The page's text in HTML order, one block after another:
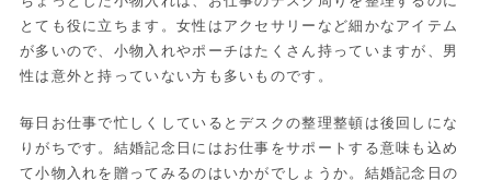
とても役に立ちます。女性はアクセサリーなど細かなアイテム
が多いので、小物入れやポーチはたくさん持っていますが、男
性は意外と持っていない方も多いものです。
毎日お仕事で忙しくしているとデスクの整理整頓は後回しにな
りがちです。結婚記念日にはお仕事をサポートする意味も込め
て小物入れを贈ってみるのはいかがでしょうか。結婚記念日の